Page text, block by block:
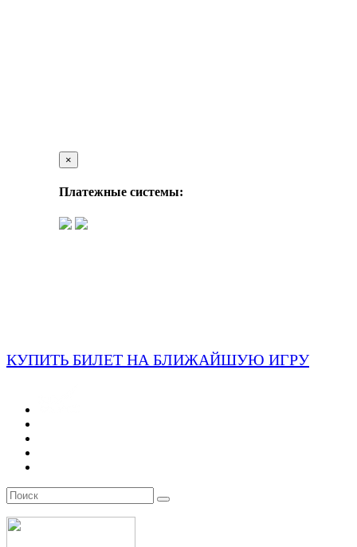
×
Платежные системы:
КУПИТЬ БИЛЕТ НА БЛИЖАЙШУЮ ИГРУ